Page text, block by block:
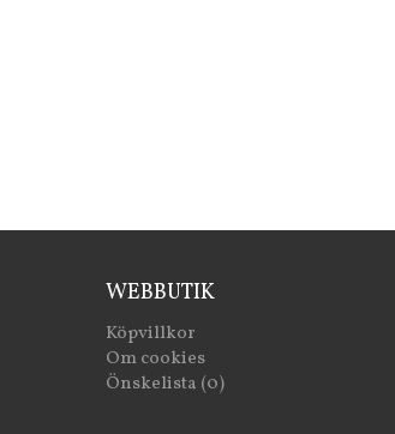
WEBBUTIK
Köpvillkor
Om cookies
Önskelista (0)